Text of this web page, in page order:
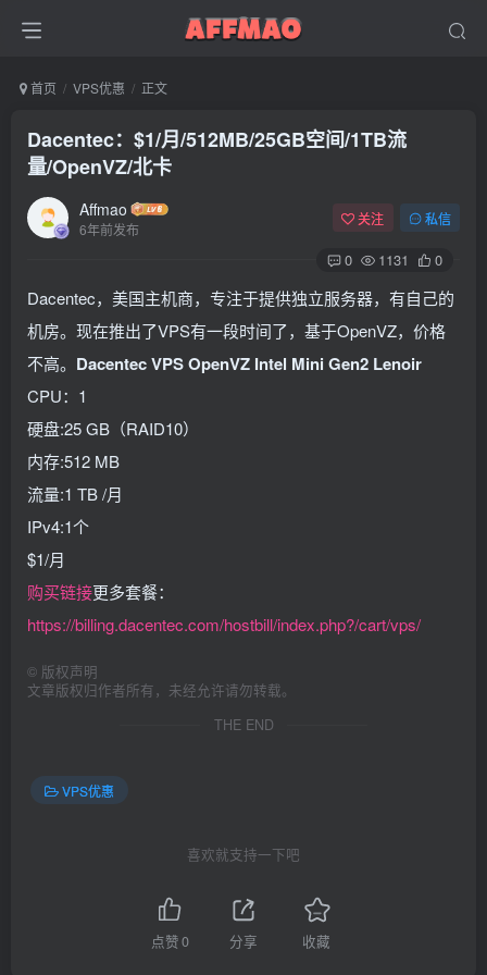
首页 VPS优惠 正文
Dacentec：$1/月/512MB/25GB空间/1TB流
量/OpenVZ/北卡
Affmao
6年前发布
关注 私信
0 1131 0
Dacentec，美国主机商，专注于提供独立服务器，有自己的
机房。现在推出了VPS有一段时间了，基于OpenVZ，价格
不高。 Dacentec VPS OpenVZ Intel Mini Gen2 Lenoir
CPU：1
硬盘:25 GB（RAID10）
内存:512 MB
流量:1 TB /月
IPv4:1个
$1/月
购买链接更多套餐：
https://billing.dacentec.com/hostbill/index.php?/cart/vps/
© 版权声明
文章版权归作者所有，未经允许请勿转载。
THE END
VPS优惠
喜欢就支持一下吧
点赞0 分享 收藏